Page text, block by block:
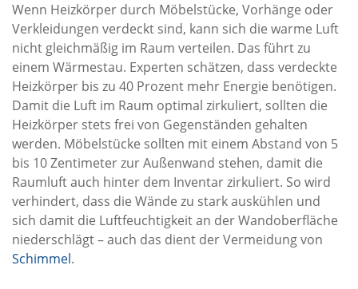
Wenn Heizkörper durch Möbelstücke, Vorhänge oder
Verkleidungen verdeckt sind, kann sich die warme Luft
nicht gleichmäßig im Raum verteilen. Das führt zu
einem Wärmestau. Experten schätzen, dass verdeckte
Heizkörper bis zu 40 Prozent mehr Energie benötigen.
Damit die Luft im Raum optimal zirkuliert, sollten die
Heizkörper stets frei von Gegenständen gehalten
werden. Möbelstücke sollten mit einem Abstand von 5
bis 10 Zentimeter zur Außenwand stehen, damit die
Raumluft auch hinter dem Inventar zirkuliert. So wird
verhindert, dass die Wände zu stark auskühlen und
sich damit die Luftfeuchtigkeit an der Wandoberfläche
niederschlägt – auch das dient der Vermeidung von
Schimmel.